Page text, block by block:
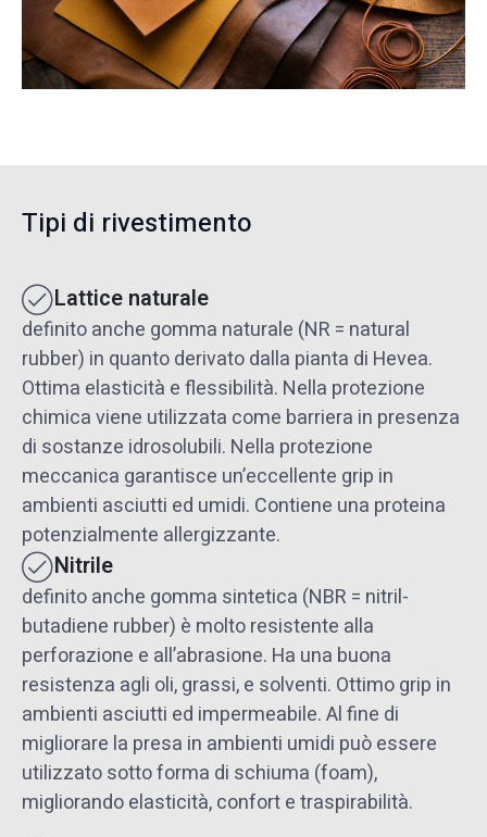
Tipi di rivestimento
Lattice naturale
definito anche gomma naturale (NR = natural
rubber) in quanto derivato dalla pianta di Hevea.
Ottima elasticità e flessibilità. Nella protezione
chimica viene utilizzata come barriera in presenza
di sostanze idrosolubili. Nella protezione
meccanica garantisce un’eccellente grip in
ambienti asciutti ed umidi. Contiene una proteina
potenzialmente allergizzante.
Nitrile
definito anche gomma sintetica (NBR = nitril-
butadiene rubber) è molto resistente alla
perforazione e all’abrasione. Ha una buona
resistenza agli oli, grassi, e solventi. Ottimo grip in
ambienti asciutti ed impermeabile. Al fine di
migliorare la presa in ambienti umidi può essere
utilizzato sotto forma di schiuma (foam),
migliorando elasticità, confort e traspirabilità.